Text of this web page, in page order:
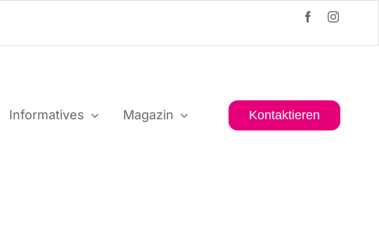
Infor­ma­ti­ves Maga­zin Kon­tak­tie­ren